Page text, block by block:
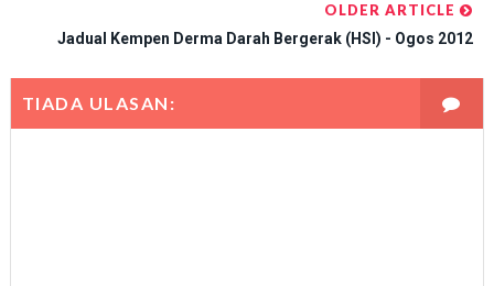
OLDER ARTICLE
Jadual Kempen Derma Darah Bergerak (HSI) - Ogos 2012
TIADA ULASAN: